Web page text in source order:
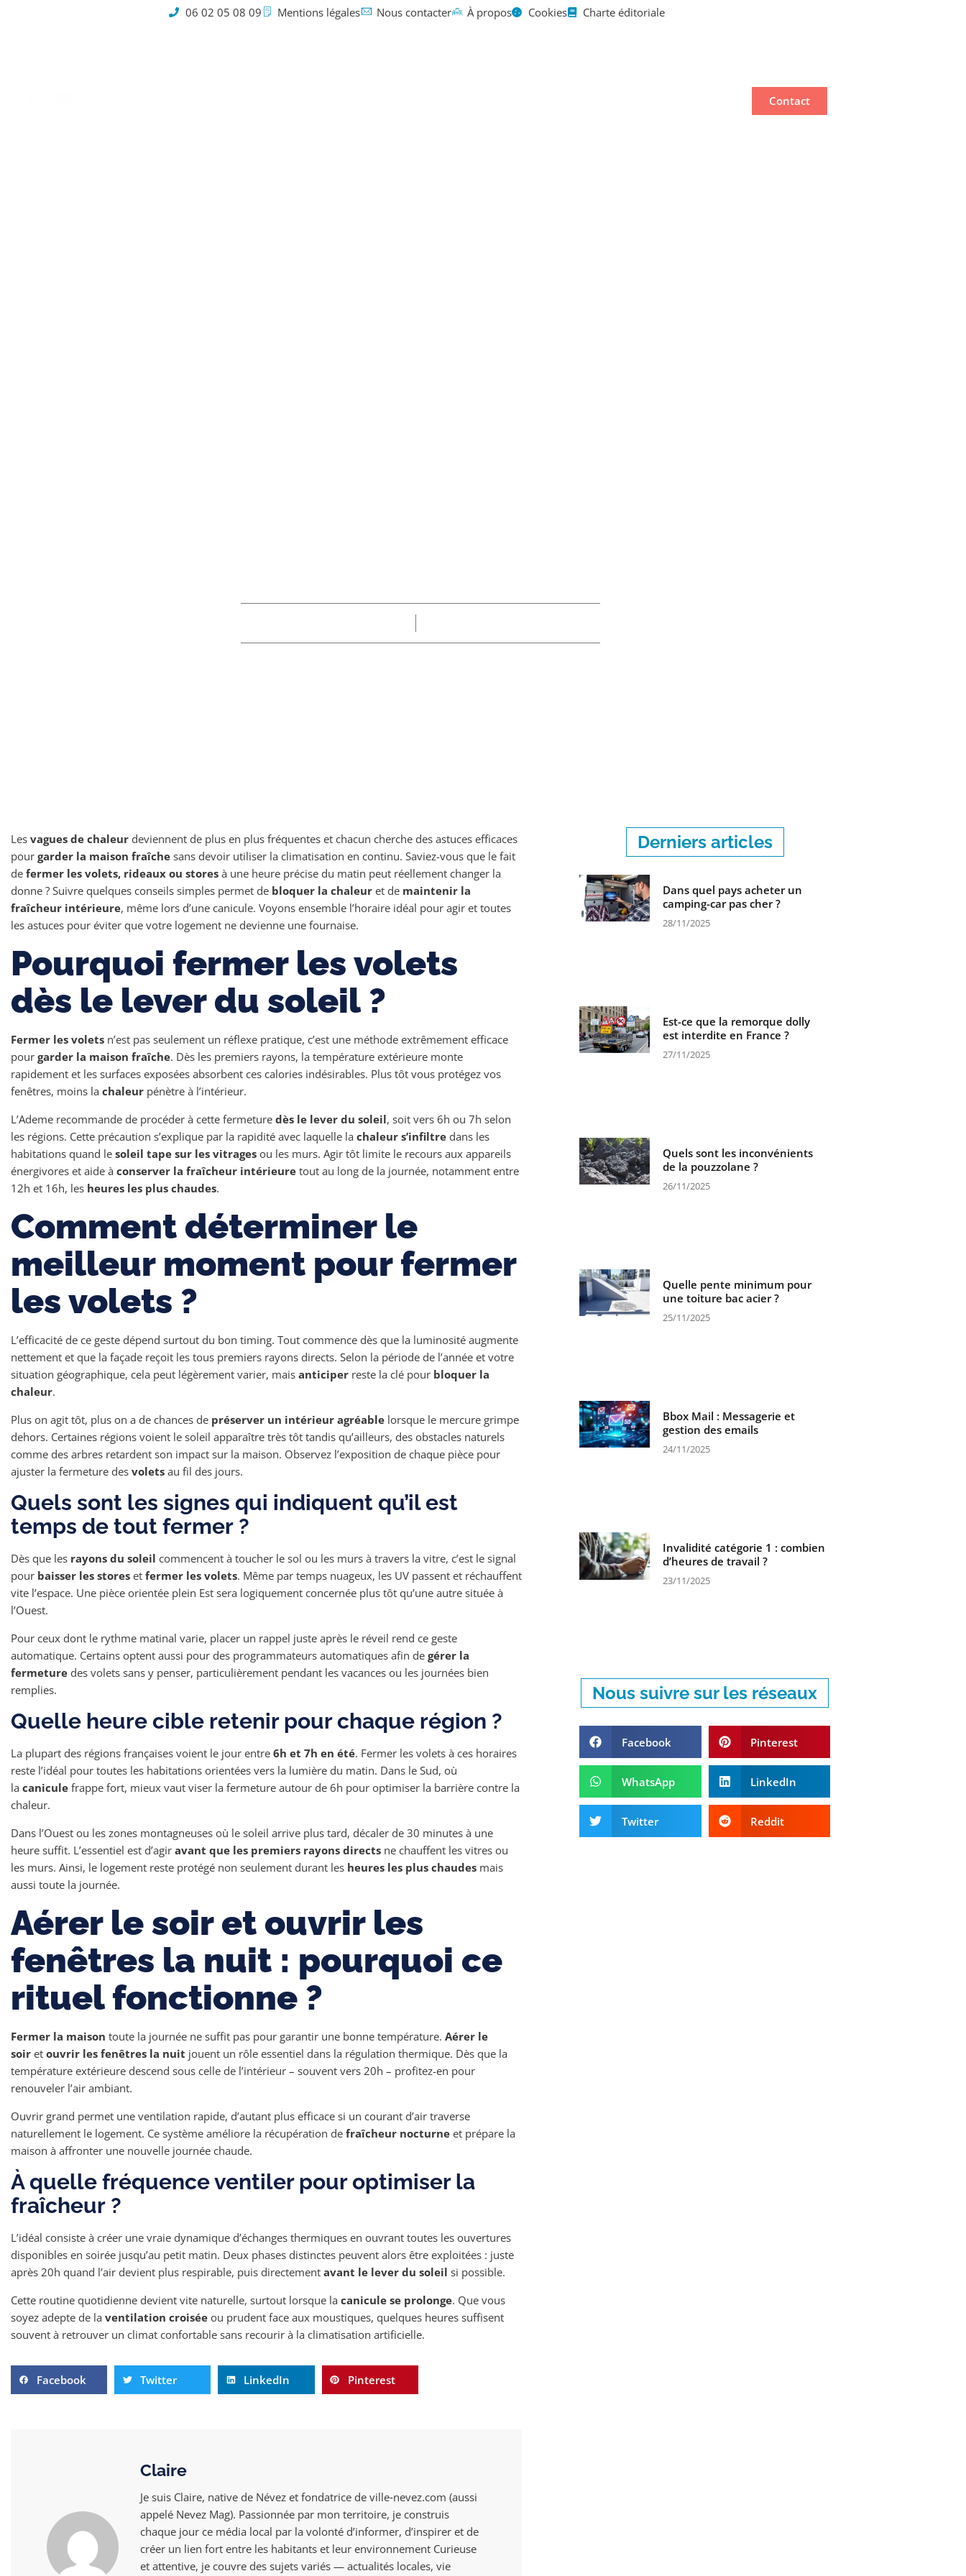
06 02 05 08 09 Mentions légales Nous contacter À propos Cookies Charte éditoriale
Contact
Les vagues de chaleur deviennent de plus en plus fréquentes et chacun cherche des astuces efficaces
pour garder la maison fraîche sans devoir utiliser la climatisation en continu. Saviez-vous que le fait
de fermer les volets, rideaux ou stores à une heure précise du matin peut réellement changer la
donne ? Suivre quelques conseils simples permet de bloquer la chaleur et de maintenir la
fraîcheur intérieure, même lors d’une canicule. Voyons ensemble l’horaire idéal pour agir et toutes
les astuces pour éviter que votre logement ne devienne une fournaise.
Pourquoi fermer les volets
dès le lever du soleil ?
Fermer les volets n’est pas seulement un réflexe pratique, c’est une méthode extrêmement efficace
pour garder la maison fraîche. Dès les premiers rayons, la température extérieure monte
rapidement et les surfaces exposées absorbent ces calories indésirables. Plus tôt vous protégez vos
fenêtres, moins la chaleur pénètre à l’intérieur.
L’Ademe recommande de procéder à cette fermeture dès le lever du soleil, soit vers 6h ou 7h selon
les régions. Cette précaution s’explique par la rapidité avec laquelle la chaleur s’infiltre dans les
habitations quand le soleil tape sur les vitrages ou les murs. Agir tôt limite le recours aux appareils
énergivores et aide à conserver la fraîcheur intérieure tout au long de la journée, notamment entre
12h et 16h, les heures les plus chaudes.
Comment déterminer le
meilleur moment pour fermer
les volets ?
L’efficacité de ce geste dépend surtout du bon timing. Tout commence dès que la luminosité augmente
nettement et que la façade reçoit les tous premiers rayons directs. Selon la période de l’année et votre
situation géographique, cela peut légèrement varier, mais anticiper reste la clé pour bloquer la
chaleur.
Plus on agit tôt, plus on a de chances de préserver un intérieur agréable lorsque le mercure grimpe
dehors. Certaines régions voient le soleil apparaître très tôt tandis qu’ailleurs, des obstacles naturels
comme des arbres retardent son impact sur la maison. Observez l’exposition de chaque pièce pour
ajuster la fermeture des volets au fil des jours.
Quels sont les signes qui indiquent qu’il est
temps de tout fermer ?
Dès que les rayons du soleil commencent à toucher le sol ou les murs à travers la vitre, c’est le signal
pour baisser les stores et fermer les volets. Même par temps nuageux, les UV passent et réchauffent
vite l’espace. Une pièce orientée plein Est sera logiquement concernée plus tôt qu’une autre située à
l’Ouest.
Pour ceux dont le rythme matinal varie, placer un rappel juste après le réveil rend ce geste
automatique. Certains optent aussi pour des programmateurs automatiques afin de gérer la
fermeture des volets sans y penser, particulièrement pendant les vacances ou les journées bien
remplies.
Quelle heure cible retenir pour chaque région ?
La plupart des régions françaises voient le jour entre 6h et 7h en été. Fermer les volets à ces horaires
reste l’idéal pour toutes les habitations orientées vers la lumière du matin. Dans le Sud, où
la canicule frappe fort, mieux vaut viser la fermeture autour de 6h pour optimiser la barrière contre la
chaleur.
Dans l’Ouest ou les zones montagneuses où le soleil arrive plus tard, décaler de 30 minutes à une
heure suffit. L’essentiel est d’agir avant que les premiers rayons directs ne chauffent les vitres ou
les murs. Ainsi, le logement reste protégé non seulement durant les heures les plus chaudes mais
aussi toute la journée.
Aérer le soir et ouvrir les
fenêtres la nuit : pourquoi ce
rituel fonctionne ?
Fermer la maison toute la journée ne suffit pas pour garantir une bonne température. Aérer le
soir et ouvrir les fenêtres la nuit jouent un rôle essentiel dans la régulation thermique. Dès que la
température extérieure descend sous celle de l’intérieur – souvent vers 20h – profitez-en pour
renouveler l’air ambiant.
Ouvrir grand permet une ventilation rapide, d’autant plus efficace si un courant d’air traverse
naturellement le logement. Ce système améliore la récupération de fraîcheur nocturne et prépare la
maison à affronter une nouvelle journée chaude.
À quelle fréquence ventiler pour optimiser la
fraîcheur ?
L’idéal consiste à créer une vraie dynamique d’échanges thermiques en ouvrant toutes les ouvertures
disponibles en soirée jusqu’au petit matin. Deux phases distinctes peuvent alors être exploitées : juste
après 20h quand l’air devient plus respirable, puis directement avant le lever du soleil si possible.
Cette routine quotidienne devient vite naturelle, surtout lorsque la canicule se prolonge. Que vous
soyez adepte de la ventilation croisée ou prudent face aux moustiques, quelques heures suffisent
souvent à retrouver un climat confortable sans recourir à la climatisation artificielle.
Facebook Twitter LinkedIn Pinterest
Claire
Je suis Claire, native de Névez et fondatrice de ville‑nevez.com (aussi
appelé Nevez Mag). Passionnée par mon territoire, je construis
chaque jour ce média local par la volonté d’informer, d’inspirer et de
créer un lien fort entre les habitants et leur environnement Curieuse
et attentive, je couvre des sujets variés — actualités locales, vie
Derniers articles
Dans quel pays acheter un
camping-car pas cher ?
28/11/2025
Est-ce que la remorque dolly
est interdite en France ?
27/11/2025
Quels sont les inconvénients
de la pouzzolane ?
26/11/2025
Quelle pente minimum pour
une toiture bac acier ?
25/11/2025
Bbox Mail : Messagerie et
gestion des emails
24/11/2025
Invalidité catégorie 1 : combien
d’heures de travail ?
23/11/2025
Nous suivre sur les réseaux
Facebook Pinterest
WhatsApp LinkedIn
Twitter Reddit